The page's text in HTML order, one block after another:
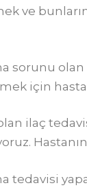
ve
sorunu olan
için
ilaç
tedavisi